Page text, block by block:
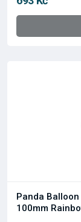
Panda
100mm